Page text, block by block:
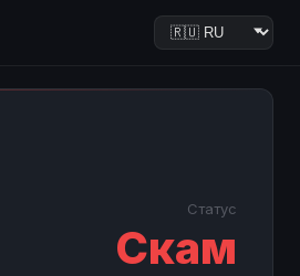
Статус
Скам